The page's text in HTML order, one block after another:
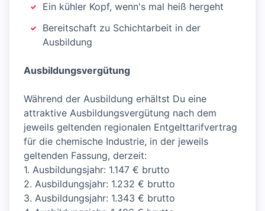
Ein kühler Kopf, wenn's mal heiß hergeht
Bereitschaft zu Schichtarbeit in der
Ausbildung
Ausbildungsvergütung
Während der Ausbildung erhältst Du eine
attraktive Ausbildungsvergütung nach dem
jeweils geltenden regionalen Entgelttarifvertrag
für die chemische Industrie, in der jeweils
geltenden Fassung, derzeit:
1. Ausbildungsjahr: 1.147 € brutto
2. Ausbildungsjahr: 1.232 € brutto
3. Ausbildungsjahr: 1.343 € brutto